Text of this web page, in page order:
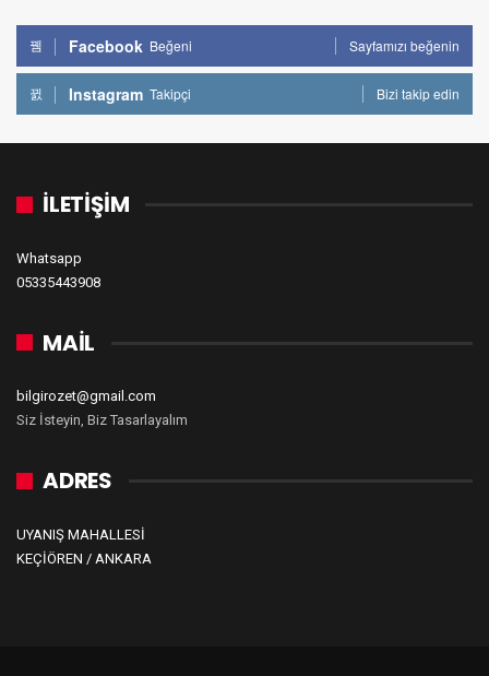
Facebook Beğeni Sayfamızı beğenin
Instagram Takipçi Bizi takip edin
İLETİŞİM
Whatsapp
05335443908
MAİL
bilgirozet@gmail.com
Siz İsteyin, Biz Tasarlayalım
ADRES
UYANIŞ MAHALLESİ
KEÇİÖREN / ANKARA